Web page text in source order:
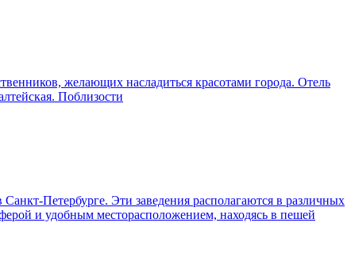
желающих насладиться красотами города. Отель
Поблизости
Петербурге. Эти заведения располагаются в различных
и удобным месторасположением, находясь в пешей